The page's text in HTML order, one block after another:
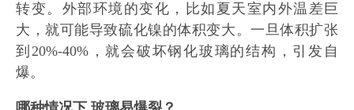
转变。外部环境的变化，比如夏天室内外温差巨
大，就可能导致硫化镍的体积变大。一旦体积扩张
到20%-40%，就会破坏钢化玻璃的结构，引发自
爆。